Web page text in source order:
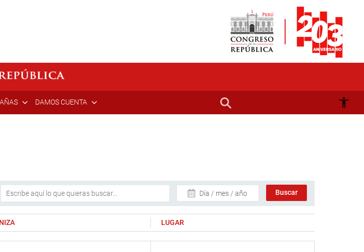
DAMOS CUENTA
Día / mes / año
LUGAR